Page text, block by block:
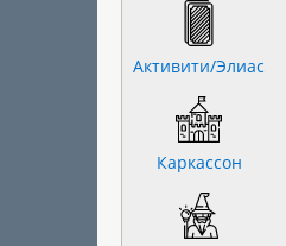
Активити/Элиас
Каркассон